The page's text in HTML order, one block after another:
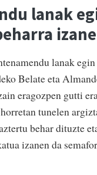
lanak
lanak
Belate eta
eragozpen gutti
tunelen
behar dituzte
izanen da